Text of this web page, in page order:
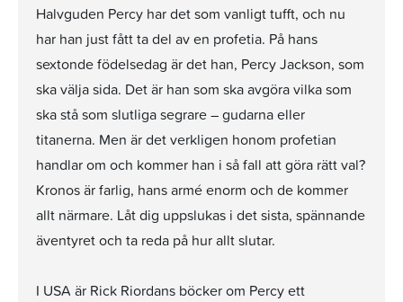
Halvguden Percy har det som vanligt tufft, och nu
har han just fått ta del av en profetia. På hans
sextonde födelsedag är det han, Percy Jackson, som
ska välja sida. Det är han som ska avgöra vilka som
ska stå som slutliga segrare – gudarna eller
titanerna. Men är det verkligen honom profetian
handlar om och kommer han i så fall att göra rätt val?
Kronos är farlig, hans armé enorm och de kommer
allt närmare. Låt dig uppslukas i det sista, spännande
äventyret och ta reda på hur allt slutar.
I USA är Rick Riordans böcker om Percy ett